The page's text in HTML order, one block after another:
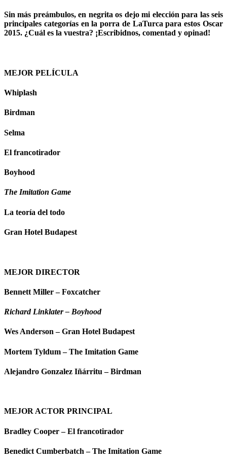
Sin más preámbulos, en negrita os dejo mi elección para las seis
principales categorías en la porra de LaTurca para estos Oscar
2015. ¿Cuál es la vuestra? ¡Escribidnos, comentad y opinad!
MEJOR PELÍCULA
Whiplash
Birdman
Selma
El francotirador
Boyhood
The Imitation Game
La teoría del todo
Gran Hotel Budapest
MEJOR DIRECTOR
Bennett Miller – Foxcatcher
Richard Linklater – Boyhood
Wes Anderson – Gran Hotel Budapest
Mortem Tyldum – The Imitation Game
Alejandro Gonzalez Iñárritu – Birdman
MEJOR ACTOR PRINCIPAL
Bradley Cooper – El francotirador
Benedict Cumberbatch – The Imitation Game